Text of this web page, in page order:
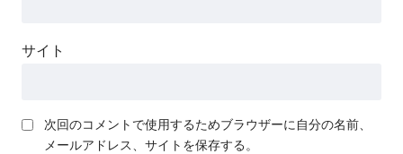
サイト
次回のコメントで使用するためブラウザーに自分の名前、
メールアドレス、サイトを保存する。